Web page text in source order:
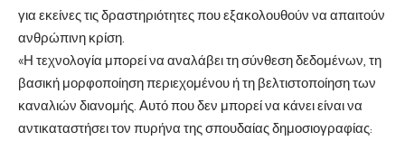
για εκείνες τις δραστηριότητες που εξακολουθούν να απαιτούν
ανθρώπινη κρίση.
«Η τεχνολογία μπορεί να αναλάβει τη σύνθεση δεδομένων, τη
βασική μορφοποίηση περιεχομένου ή τη βελτιστοποίηση των
καναλιών διανομής. Αυτό που δεν μπορεί να κάνει είναι να
αντικαταστήσει τον πυρήνα της σπουδαίας δημοσιογραφίας: